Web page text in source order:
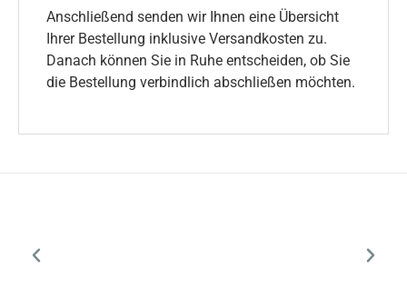
Anschließend senden wir Ihnen eine Übersicht
Ihrer Bestellung inklusive Versandkosten zu.
Danach können Sie in Ruhe entscheiden, ob Sie
die Bestellung verbindlich abschließen möchten.